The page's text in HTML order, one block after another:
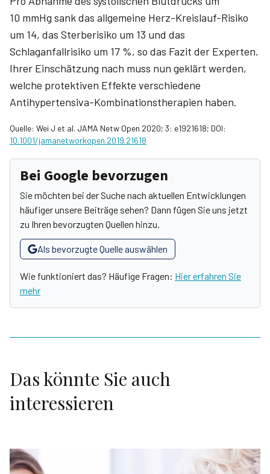
10 mmHg sank das allgemeine Herz-Kreislauf-Risiko
um 14, das Sterberisiko um 13 und das
Schlaganfallrisiko um 17 %, so das Fazit der Experten.
Ihrer Einschätzung nach muss nun geklärt werden,
welche protektiven Effekte verschiedene
Antihypertensiva-Kombinations­therapien haben.
Quelle: Wei J et al. JAMA Netw Open 2020; 3: e1921618; DOI:
10.1001/jamanetworkopen.2019.21618
Bei Google bevorzugen
Sie möchten bei der Suche nach aktuellen Entwicklungen
häufiger unsere Beiträge sehen? Dann fügen Sie uns jetzt
zu Ihren bevorzugten Quellen hinzu.
Als bevorzugte Quelle auswählen
Wie funktioniert das? Häufige Fragen: Hier erfahren Sie
mehr
Das könnte Sie auch
interessieren